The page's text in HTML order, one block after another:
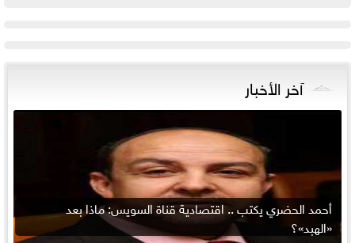
آخر الأخبار
أحمد الحضري يكتب .. اقتصادية قناة السويس: ماذا بعد
«الهبد»؟